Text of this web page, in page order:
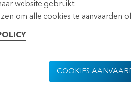
maandelijks op haar website en
effecten en het totaal
wijziging ondergingen.
website gebruikt.
om alle cookies te aanvaarden
COOKIES